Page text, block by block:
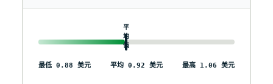
平
均
值
最低 0.88 美元 平均 0.92 美元 最高 1.06 美元